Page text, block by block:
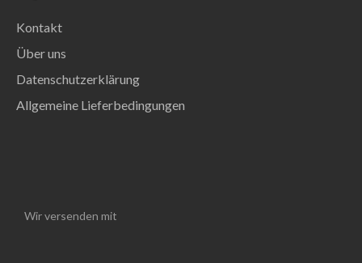
Kontakt
Über uns
Datenschutzerklärung
Allgemeine Lieferbedingungen
Wir versenden mit